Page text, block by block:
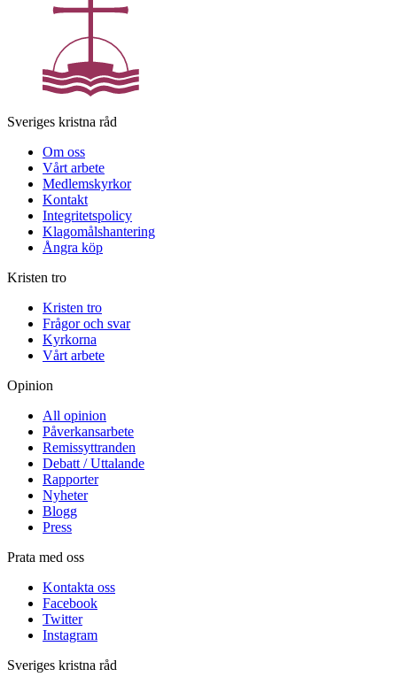
Sveriges kristna råd
Om oss
Vårt arbete
Medlemskyrkor
Kontakt
Integritetspolicy
Klagomålshantering
Ångra köp
Kristen tro
Kristen tro
Frågor och svar
Kyrkorna
Vårt arbete
Opinion
All opinion
Påverkansarbete
Remissyttranden
Debatt / Uttalande
Rapporter
Nyheter
Blogg
Press
Prata med oss
Kontakta oss
Facebook
Twitter
Instagram
Sveriges kristna råd